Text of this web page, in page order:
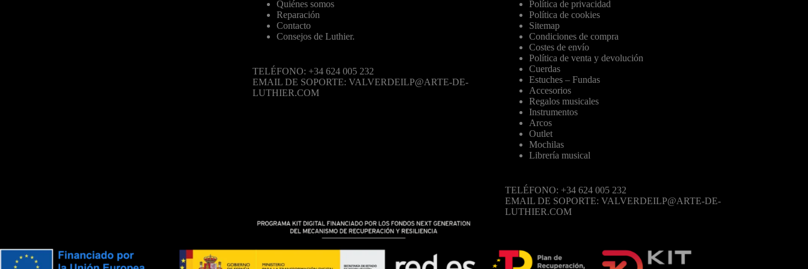
Quiénes somos
Reparación
Contacto
Consejos de Luthier.
TELÉFONO: +34 624 005 232
EMAIL DE SOPORTE: VALVERDEILP@ARTE-DE-
LUTHIER.COM
Política de privacidad
Política de cookies
Sitemap
Condiciones de compra
Costes de envío
Política de venta y devolución
Cuerdas
Estuches – Fundas
Accesorios
Regalos musicales
Instrumentos
Arcos
Outlet
Mochilas
Librería musical
TELÉFONO: +34 624 005 232
EMAIL DE SOPORTE: VALVERDEILP@ARTE-DE-
LUTHIER.COM